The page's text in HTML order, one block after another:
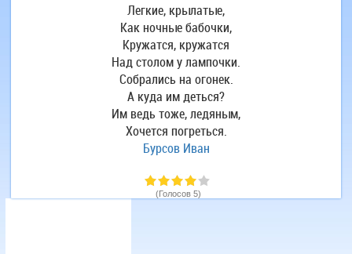
Легкие, крылатые,
Как ночные бабочки,
Кружатся, кружатся
Над столом у лампочки.
Собрались на огонек.
А куда им деться?
Им ведь тоже, ледяным,
Хочется погреться.
Бурсов Иван
(Голосов 5)